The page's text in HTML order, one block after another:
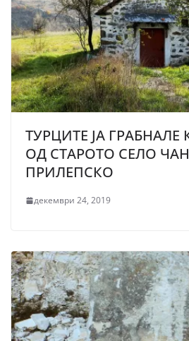
ТУРЦИТЕ ЈА
ОД СТАРОТО СЕЛО
ПРИЛЕПСКО
декември 24, 2019